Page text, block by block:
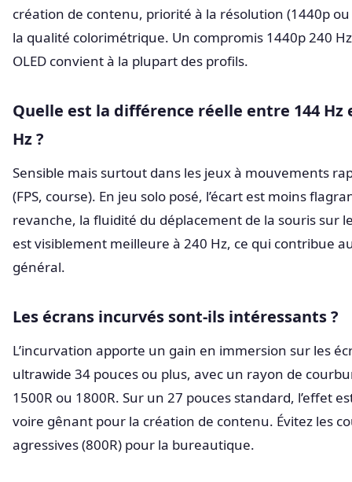
création de contenu, priorité à la résolution (1440p ou
la qualité colorimétrique. Un compromis 1440p 240
OLED convient à la plupart des profils.
Quelle est la différence réelle entre 144 Hz
Hz ?
Sensible mais surtout dans les jeux à mouvements
(FPS, course). En jeu solo posé, l’écart est moins
revanche, la fluidité du déplacement de la souris sur
est visiblement meilleure à 240 Hz, ce qui contribue
général.
Les écrans incurvés sont-ils intéressants ?
L’incurvation apporte un gain en immersion sur les
ultrawide 34 pouces ou plus, avec un rayon de
1500R ou 1800R. Sur un 27 pouces standard, l’effet
voire gênant pour la création de contenu. Évitez les
agressives (800R) pour la bureautique.